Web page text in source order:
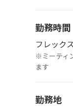
勤務時間
フレック
※ミーティ
ます
勤務地